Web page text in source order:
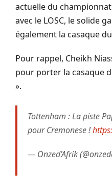
actuelle du
avec le LOSC, le solide
également la casaque
Pour rappel, Cheikh
pour porter la casaque
».
Tottenham : La piste
pour Cremonese !
— Onzed’Afrik